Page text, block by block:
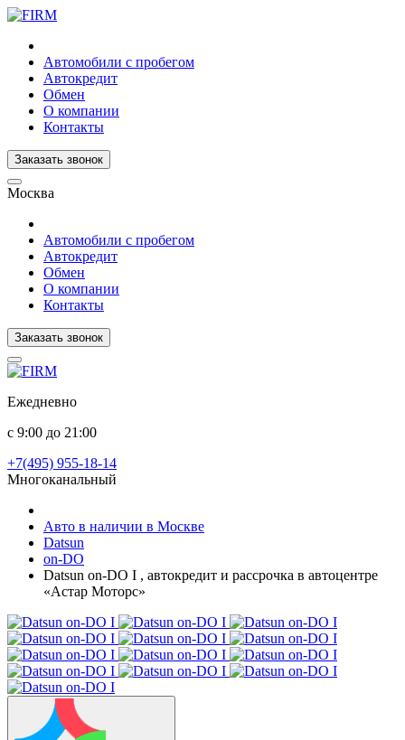
Автомобили с пробегом
Автокредит
Обмен
О компании
Контакты
Заказать звонок
Москва
Автомобили с пробегом
Автокредит
Обмен
О компании
Контакты
Заказать звонок
Ежедневно
с 9:00 до 21:00
+7(495) 955-18-14
Многоканальный
Авто в наличии в Москве
Datsun
on-DO
Datsun on-DO I , автокредит и рассрочка в автоцентре
«Астар Моторс»